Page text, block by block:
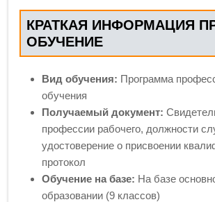
КРАТКАЯ ИНФОРМАЦИЯ
ОБУЧЕНИЕ
Вид обучения: Программа
обучения
Получаемый документ:
профессии рабочего, должности
удостоверение о присвоении
протокол
Обучение на базе: На базе
образовании (9 классов)